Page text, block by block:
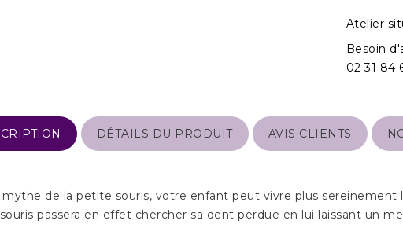
Atelier
Besoin
02 31 84
DÉTAILS DU PRODUIT AVIS CLIENTS
mythe de la petite souris, votre enfant peut vivre plus sereinement
passera en effet chercher sa dent perdue en lui laissant un